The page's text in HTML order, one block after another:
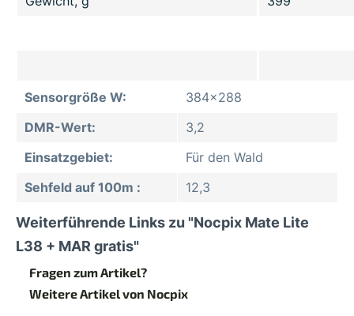
Sensorgröße W:
384x288
DMR-Wert:
3,2
Einsatzgebiet:
Für den Wald
Sehfeld auf 100m :
12,3
Weiterführende Links zu "Nocpix Mate Lite
L38 + MAR gratis"
Fragen zum Artikel?
Weitere Artikel von Nocpix